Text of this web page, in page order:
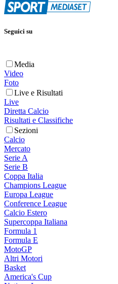
Seguici su
Media
Video
Foto
Live e Risultati
Live
Diretta Calcio
Risultati e Classifiche
Sezioni
Calcio
Mercato
Serie A
Serie B
Coppa Italia
Champions League
Europa League
Conference League
Calcio Estero
Supercoppa Italiana
Formula 1
Formula E
MotoGP
Altri Motori
Basket
America's Cup